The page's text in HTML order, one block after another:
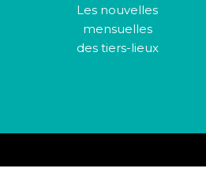
Les nouvelles
mensuelles
des tiers-lieux